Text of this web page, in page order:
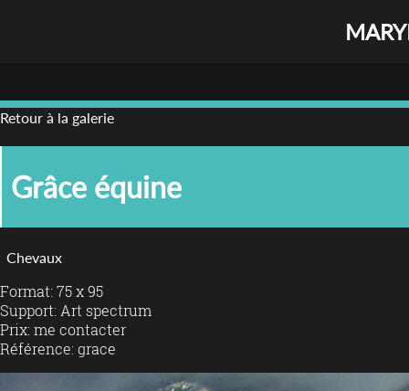
Retour à la galerie
Grâce équine
Chevaux
Format: 75 x 95
Support: Art spectrum
Prix: me contacter
Référence: grace